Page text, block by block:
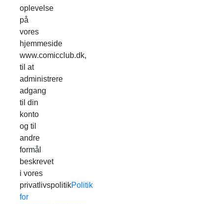
oplevelse
på
vores
hjemmeside
www.comicclub.dk,
til at
administrere
adgang
til din
konto
og til
andre
formål
beskrevet
i vores
privatlivspolitikPolitik
for